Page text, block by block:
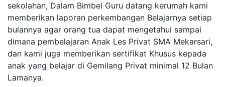
sekolahan, Dalam Bimbel Guru datang kerumah kami
memberikan laporan perkembangan Belajarnya setiap
bulannya agar orang tua dapat mengetahui sampai
dimana pembelajaran Anak Les Privat SMA Mekarsari,
dan kami juga memberikan sertifikat Khusus kepada
anak yang belajar di Gemilang Privat minimal 12 Bulan
Lamanya.